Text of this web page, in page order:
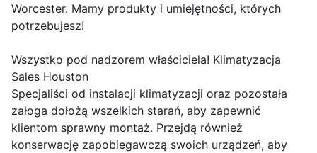
Worcester. Mamy produkty i umiejętności, których
potrzebujesz!
Wszystko pod nadzorem właściciela! Klimatyzacja
Sales Houston
Specjaliści od instalacji klimatyzacji oraz pozostała
załoga dołożą wszelkich starań, aby zapewnić
klientom sprawny montaż. Przejdą również
konserwację zapobiegawczą swoich urządzeń, aby